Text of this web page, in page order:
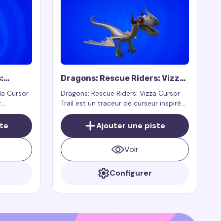
Cursor
Dragons: Rescue Riders: Vizza
Cursor Trail
Dragons: Rescue Riders: Vizza Cursor
Trail est un traceur de curseur inspiré
par le personnage Vizza de la série
animée Dragons: Rescue Riders.
Ajouter une piste
Voir
Configurer